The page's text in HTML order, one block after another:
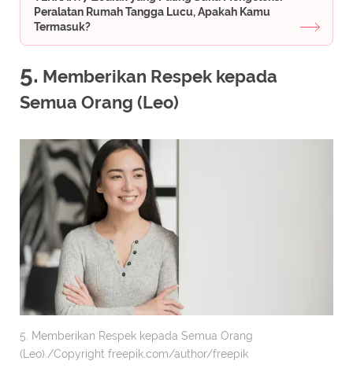
Peralatan Rumah Tangga Lucu, Apakah Kamu
Termasuk?
5. Memberikan Respek kepada
Semua Orang (Leo)
5. Memberikan Respek kepada Semua Orang
(Leo)./Copyright freepik.com/author/freepik